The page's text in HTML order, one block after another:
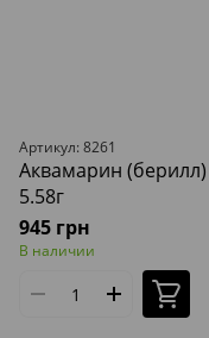
Артикул: 8261
Аквамарин
5.58г
945 грн
В наличии